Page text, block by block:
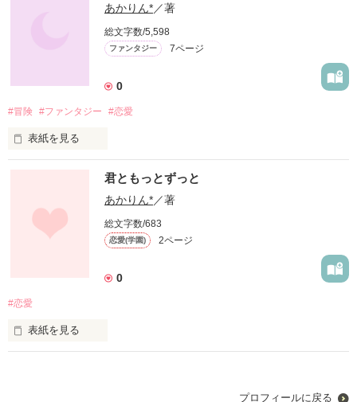
作品を読む
あかりん*／著
総文字数/5,598
ファンタジー 7ページ
0
#冒険 #ファンタジー #恋愛
表紙を見る
作品を読む
君ともっとずっと
あかりん*／著
総文字数/683
恋愛(学園) 2ページ
0
#恋愛
表紙を見る
プロフィールに戻る